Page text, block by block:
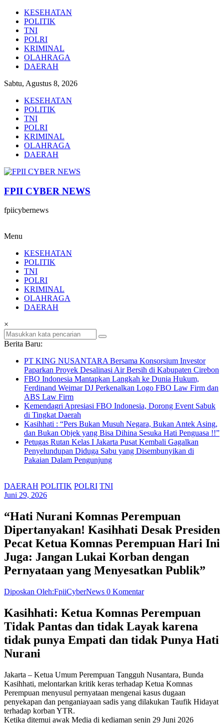
Lompat
konten
KESEHATAN
POLITIK
TNI
POLRI
KRIMINAL
OLAHRAGA
DAERAH
Sabtu, Agustus 8, 2026
KESEHATAN
POLITIK
TNI
POLRI
KRIMINAL
OLAHRAGA
DAERAH
FPII CYBER NEWS
fpiicybernews
Menu
KESEHATAN
POLITIK
TNI
POLRI
KRIMINAL
OLAHRAGA
DAERAH
×
Berita Baru:
PT KING NUSANTARA Bersama Konsorsium Investor
Paparkan Proyek Desalinasi Air Bersih di Kabupaten Cirebon
FBO Indonesia Mantapkan Langkah ke Dunia Hukum,
Ferdinand Weimar DJ Perkenalkan Logo FBO Law Firm dan
ABS Law Firm
Kemendagri Apresiasi FBO Indonesia, Dorong Event Sabuk
di Tingkat Daerah
Kasihhati : “Pers Bukan Musuh Negara, Bukan Antek Asing,
dan Bukan Objek yang Bisa Dihina Sesuka Hati Penguasa !!”
Petugas Rutan Kelas I Jakarta Pusat Kembali Gagalkan
Penyelundupan Diduga Sabu yang Disembunyikan di
Pakaian Dalam Pengunjung
DAERAH POLITIK POLRI TNI
Juni 29, 2026
“Hati Nurani Komnas Perempuan
Dipertanyakan! Kasihhati Desak Presiden
Pecat Ketua Komnas Perempuan Hari Ini
Juga: Jangan Lukai Korban dengan
Pernyataan yang Menyesatkan Publik”
Diposkan Oleh:FpiiCyberNews 0 Komentar
Kasihhati: Ketua Komnas Perempuan
Tidak Pantas dan tidak Layak karena
tidak punya Empati dan tidak Punya Hati
Nurani
Jakarta – Ketua Umum Perempuan Tangguh Nusantara, Bunda
Kasihhati, melontarkan kritik keras terhadap Ketua Komnas
Perempuan menyusul pernyataan mengenai kasus dugaan
penyekapan dan penganiayaan sadis yang dilakukan Taufik Hidayat
terhadap korban YTR.
Ketika ditemui awak Media di kediaman senin 29 Juni 2026